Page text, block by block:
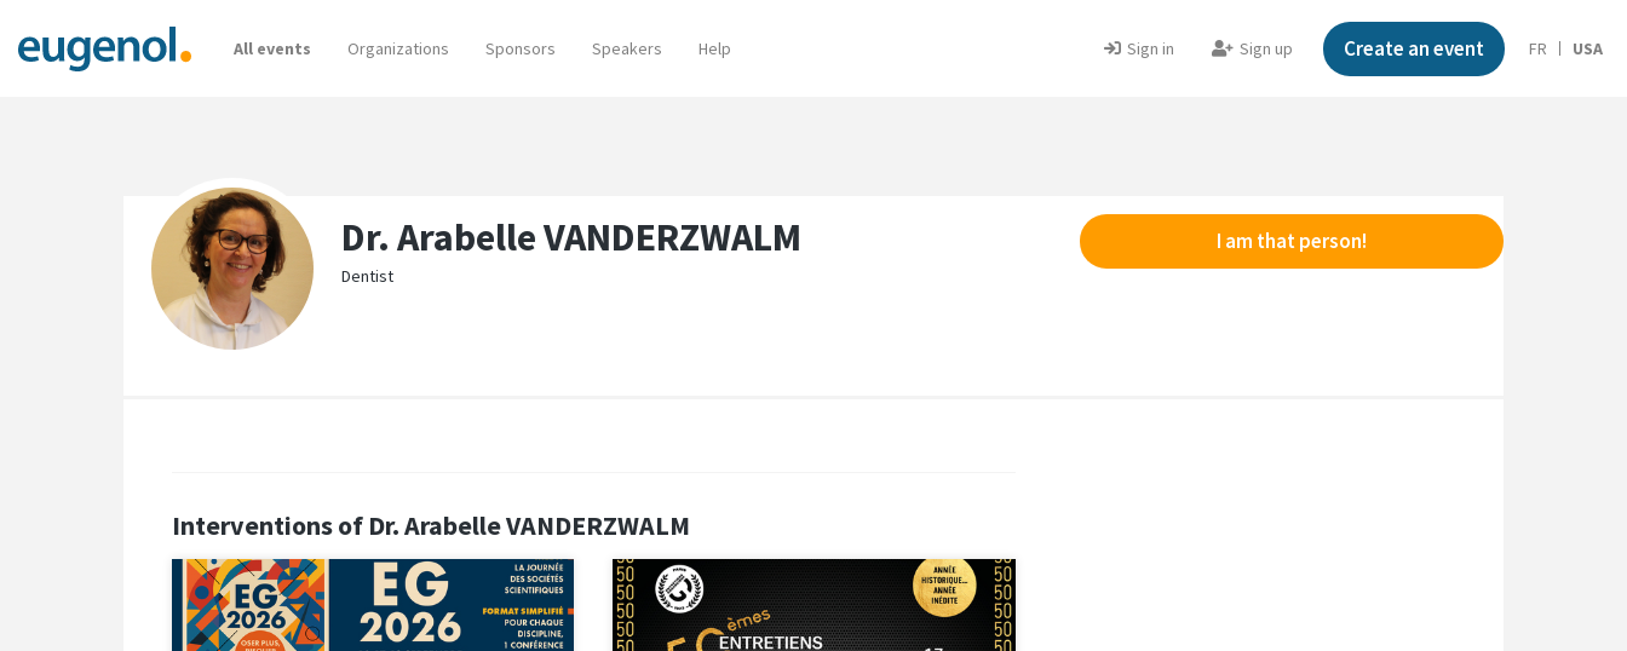
All events Organizations Sponsors Speakers Help Sign in Sign up Create an event FR USA
Dr. Arabelle VANDERZWALM
Dentist
I am that person!
Interventions of Dr. Arabelle VANDERZWALM